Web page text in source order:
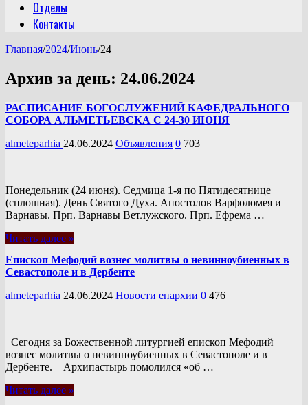
Отделы
Контакты
Главная/2024/Июнь/24
Архив за день: 24.06.2024
РАСПИСАНИЕ БОГОСЛУЖЕНИЙ КАФЕДРАЛЬНОГО
СОБОРА АЛЬМЕТЬЕВСКА С 24-30 ИЮНЯ
almeteparhia 24.06.2024 Объявления 0 703
Понедельник (24 июня). Седмица 1-я по Пятидесятнице
(сплошная). День Святого Духа. Апостолов Варфоломея и
Варнавы. Прп. Варнавы Ветлужского. Прп. Ефрема …
Читать далее »
Епископ Мефодий вознес молитвы о невинноубиенных в
Севастополе и в Дербенте
almeteparhia 24.06.2024 Новости епархии 0 476
Сегодня за Божественной литургией епископ Мефодий
вознес молитвы о невинноубиенных в Севастополе и в
Дербенте. Архипастырь помолился «об …
Читать далее »